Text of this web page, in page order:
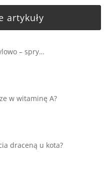
artykuły
– spry…
w witaminę A?
draceną u kota?